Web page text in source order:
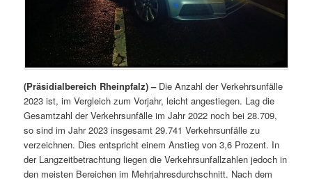
(Präsidialbereich Rheinpfalz) –Die Anzahl der Verkehrsunfälle
2023 ist, im Vergleich zum Vorjahr, leicht angestiegen. Lag die
Gesamtzahl der Verkehrsunfälle im Jahr 2022 noch bei 28.709,
so sind im Jahr 2023 insgesamt 29.741 Verkehrsunfälle zu
verzeichnen. Dies entspricht einem Anstieg von 3,6 Prozent. In
der Langzeitbetrachtung liegen die Verkehrsunfallzahlen jedoch in
den meisten Bereichen im Mehrjahresdurchschnitt. Nach dem